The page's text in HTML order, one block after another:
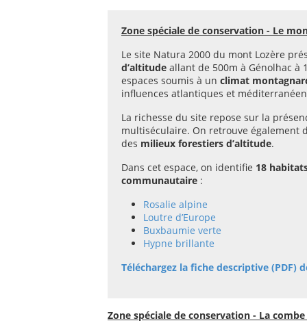
Zone spéciale de conservation - Le
Le site Natura 2000 du mont Lozère
d’altitude allant de 500m à Génolhac à
espaces soumis à un climat
influences atlantiques et
La richesse du site repose sur la
multiséculaire. On retrouve également
des milieux forestiers d’altitude.
Dans cet espace, on identifie 18
communautaire :
Rosalie alpine
Loutre d’Europe
Buxbaumie verte
Hypne brillante
Téléchargez la fiche descriptive (PDF)
Zone spéciale de conservation - La combe